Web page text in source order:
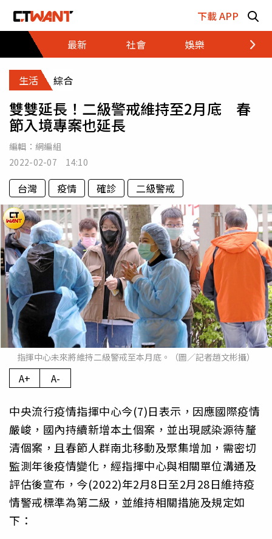
下載 APP
最新
社會 娛樂 財經
生活 綜合
雙雙延長！二級警戒維持至2月底 春
節入境專案也延長
編輯： 網編組
2022-02-07 14:10
台灣 疫情 確診 二級警戒
指揮中心未來將維持二級警戒至本月底。（圖／記者趙文彬攝）
A+ A-
中央流行疫情指揮中心今(7)日表示，因應國際疫情
嚴峻，國內持續新增本土個案，並出現感染源待釐
清個案，且春節人群南北移動及聚集增加，需密切
監測年後疫情變化，經指揮中心與相關單位溝通及
評估後宣布，今(2022)年2月8日至2月28日維持疫
情警戒標準為第二級，並維持相關措施及規定如
下：